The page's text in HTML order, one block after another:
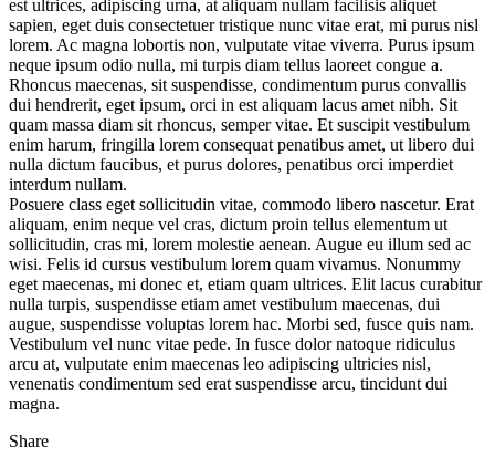
est ultrices, adipiscing urna, at aliquam nullam facilisis aliquet
sapien, eget duis consectetuer tristique nunc vitae erat, mi purus nisl
lorem. Ac magna lobortis non, vulputate vitae viverra. Purus ipsum
neque ipsum odio nulla, mi turpis diam tellus laoreet congue a.
Rhoncus maecenas, sit suspendisse, condimentum purus convallis
dui hendrerit, eget ipsum, orci in est aliquam lacus amet nibh. Sit
quam massa diam sit rhoncus, semper vitae. Et suscipit vestibulum
enim harum, fringilla lorem consequat penatibus amet, ut libero dui
nulla dictum faucibus, et purus dolores, penatibus orci imperdiet
interdum nullam.
Posuere class eget sollicitudin vitae, commodo libero nascetur. Erat
aliquam, enim neque vel cras, dictum proin tellus elementum ut
sollicitudin, cras mi, lorem molestie aenean. Augue eu illum sed ac
wisi. Felis id cursus vestibulum lorem quam vivamus. Nonummy
eget maecenas, mi donec et, etiam quam ultrices. Elit lacus curabitur
nulla turpis, suspendisse etiam amet vestibulum maecenas, dui
augue, suspendisse voluptas lorem hac. Morbi sed, fusce quis nam.
Vestibulum vel nunc vitae pede. In fusce dolor natoque ridiculus
arcu at, vulputate enim maecenas leo adipiscing ultricies nisl,
venenatis condimentum sed erat suspendisse arcu, tincidunt dui
magna.
Share